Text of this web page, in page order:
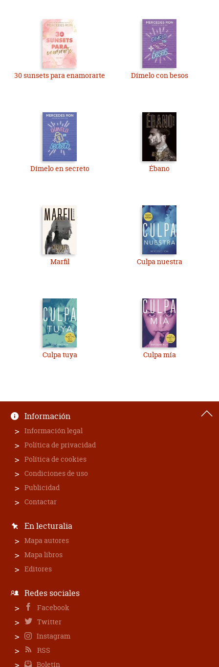
30 sunsets para enamorarte Dímelo con besos
Dímelo en secreto Ébano
Marfil Culpa nuestra
Culpa tuya Culpa mía
Información
Información legal
Política de privacidad
Política de cookies
Condiciones de uso
Publicidad
Contactar
En lecturalia
Mapa autores
Mapa libros
Editores
Redes sociales
Facebook
Twitter
Instagram
RSS
Boletín